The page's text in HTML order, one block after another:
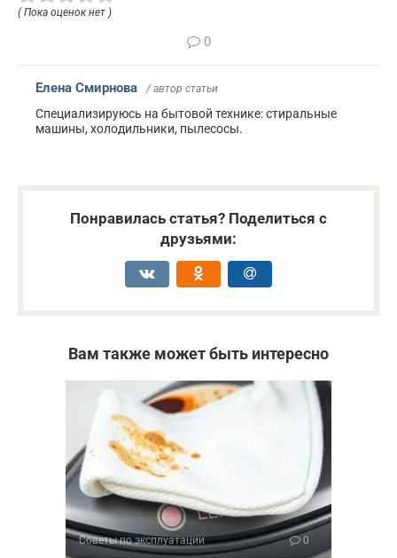
( Пока оценок нет )
0
Елена Смирнова / автор статьи
Специализируюсь на бытовой технике: стиральные
машины, холодильники, пылесосы.
Понравилась статья? Поделиться с
друзьями:
Вам также может быть интересно
Советы по эксплуатации 0